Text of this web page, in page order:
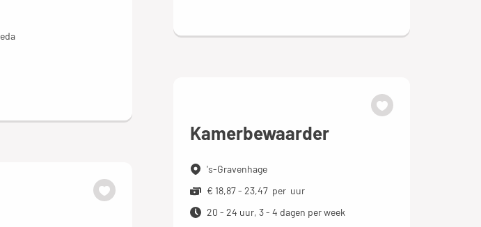
Kamerbewaarder
's-Gravenhage
€ 18,87 - 23,47 per uur
20 - 24 uur, 3 - 4 dagen per week